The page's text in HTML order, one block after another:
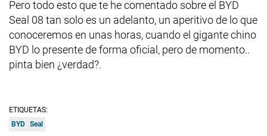
Pero todo esto que te he comentado sobre el BYD
Seal 08 tan solo es un adelanto, un aperitivo de lo que
conoceremos en unas horas, cuando el gigante chino
BYD lo presente de forma oficial, pero de momento..
pinta bien ¿verdad?.
ETIQUETAS:
BYD Seal